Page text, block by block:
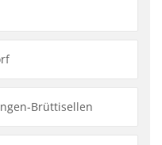
Brüttisellen